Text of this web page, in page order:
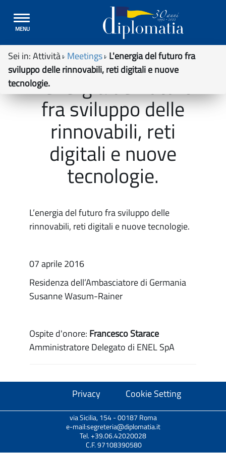
Toggle
navigation
MENU
Sei in:Attività Meetings L'energia del futuro fra
sviluppo delle rinnovabili, reti digitali e nuove
tecnologie.L'energia del futuro
fra sviluppo delle
rinnovabili, reti
digitali e nuove
tecnologie.
L’energia del futuro fra sviluppo delle
rinnovabili, reti digitali e nuove tecnologie.
07 aprile 2016
Residenza dell’Ambasciatore di Germania
Susanne Wasum-Rainer
Ospite d'onore: Francesco Starace
Amministratore Delegato di ENEL SpA
Privacy Cookie Setting
via Sicilia, 154 - 00187 Roma
e-mail:segreteria@diplomatia.it
Tel. +39.06.42020028
C.F. 97108390580